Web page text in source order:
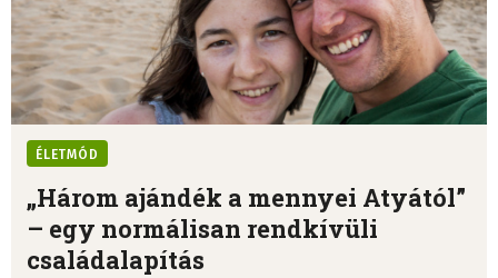
ÉLETMÓD
„Három ajándék a mennyei Atyától”
– egy normálisan rendkívüli
családalapítás